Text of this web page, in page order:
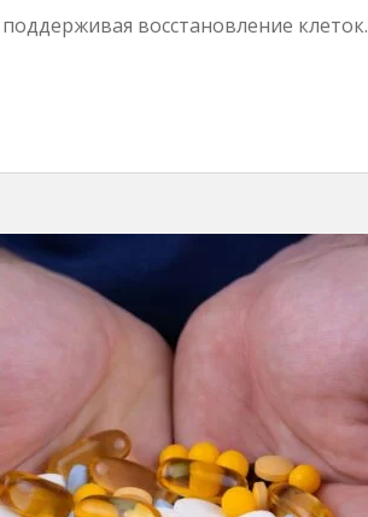
восстановление клеток.